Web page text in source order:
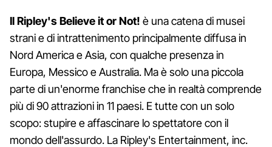
Il Ripley's Believe it or Not! è una catena di musei
strani e di intrattenimento principalmente diffusa in
Nord America e Asia, con qualche presenza in
Europa, Messico e Australia. Ma è solo una piccola
parte di un'enorme franchise che in realtà comprende
più di 90 attrazioni in 11 paesi. E tutte con un solo
scopo: stupire e affascinare lo spettatore con il
mondo dell'assurdo. La Ripley's Entertainment, inc.